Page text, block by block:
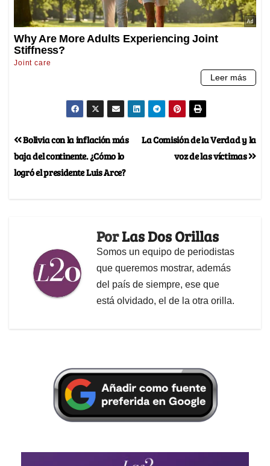
La Comisión de la Verdad y la
voz de las víctimas
Bolivia con la inflación más
baja del continente. ¿Cómo lo
logró el presidente Luis Arce?
PorLas Dos Orillas
Somos un equipo de periodistas
que queremos mostrar, además
del país de siempre, ese que
está olvidado, el de la otra orilla.